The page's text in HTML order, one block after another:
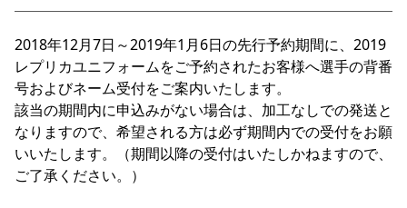
チームについて
選手・スタッフ スケジュール メディア情報 アクセス レディース
アカデミー ハナサカプレーヤー 歴代所属選手
チケット
チケット情報 販売スケジュール 価格・席種 購入方法
シーズンシート
法人シーズンシート 福祉サービス 団体チケット
特定興行入場券
譲渡サービス リセールサービス
観戦ガイド
初めて観戦ガイド キッズ向けサービス グルメ
マッチデープログラム
観戦マナー&ルール
ビジターサポーター観戦ガイド 公式アプリ
スタジアム
クラブを知る
セレッソ大阪について
クラブ紹介 沿革 シーズン記録 求人情報
サポートする
パートナー企業募集中
セレッソアイデアちょうだいな
ファンクラブ
ファンクラブ
SAKURA SOCIO SAKURA POINT Program
まいセレチケット
会員規定
ニュース
2018年12月7日～2019年1月6日の先行予約期間に、2019
レプリカユニフォームをご予約されたお客様へ選手の背番
号およびネーム受付をご案内いたします。
該当の期間内に申込みがない場合は、加工なしでの発送と
なりますので、希望される方は必ず期間内での受付をお願
いいたします。（期間以降の受付はいたしかねますので、
ご了承ください。）